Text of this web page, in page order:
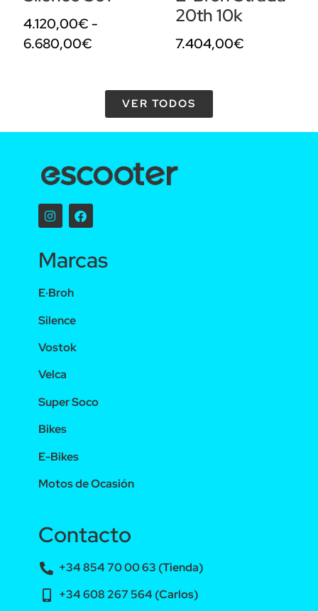
4.120,00€ -
6.680,00€
20th 10k
7.404,00€
VER TODOS
Marcas
E·Broh
Silence
Vostok
Velca
Super Soco
Bikes
E-Bikes
Motos de Ocasión
Contacto
+34 854 70 00 63 (Tienda)
+34 608 267 564 (Carlos)